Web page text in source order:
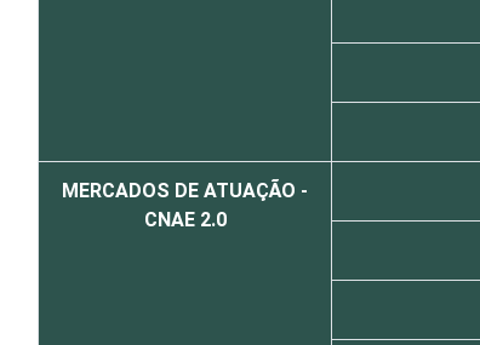
MERCADOS DE ATUAÇÃO -
CNAE 2.0